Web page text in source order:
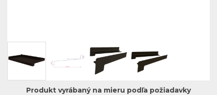
Produkt vyrábaný na mieru podľa požiadavky